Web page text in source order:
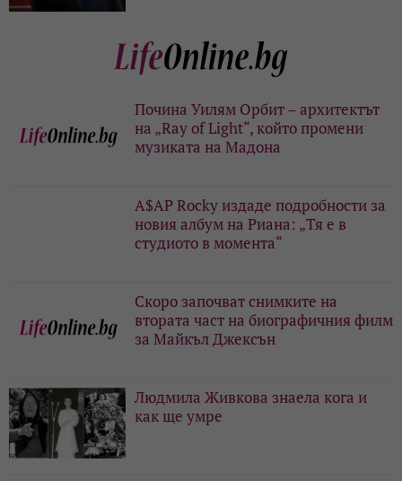
Почина Уилям Орбит – архитектът
на „Ray of Light“, който промени
музиката на Мадона
A$AP Rocky издаде подробности за
новия албум на Риана: „Тя е в
студиото в момента“
Скоро започват снимките на
втората част на биографичния филм
за Майкъл Джексън
Людмила Живкова знаела кога и
как ще умре